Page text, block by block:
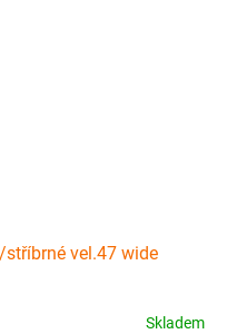
stříbrné vel.47 wide
Skladem